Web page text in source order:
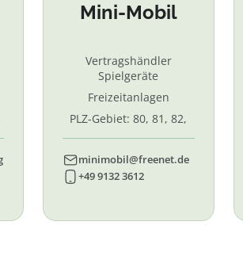
Mini-Mobil
Vertragshändler
Spielgeräte
Freizeitanlagen
PLZ-Gebiet: 80, 81, 82,
minimobil@freenet.de
+49 9132 3612